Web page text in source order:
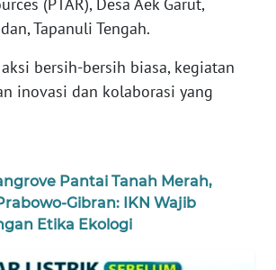
Tapanuli Tengah.
bersih-bersih biasa, kegiatan
inovasi dan kolaborasi yang
Pantai Tanah Merah,
Gibran: IKN Wajib
Etika Ekologi